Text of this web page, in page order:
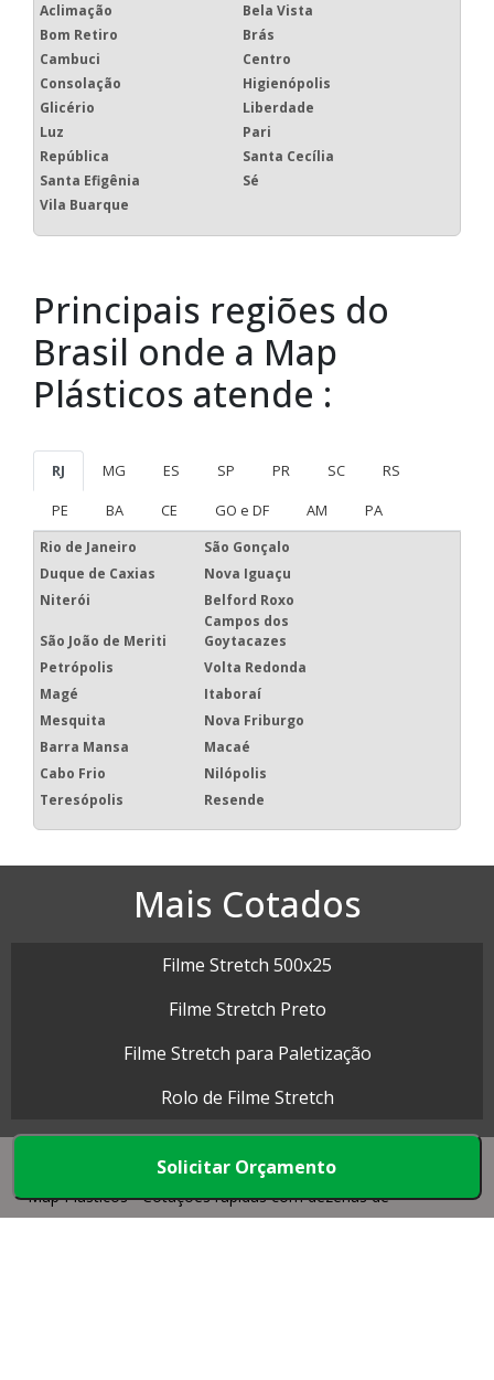
Solicitar Orçamento
Aclimação
Bela Vista
Bom Retiro
Brás
Cambuci
Centro
Consolação
Higienópolis
Glicério
Liberdade
Luz
Pari
República
Santa Cecília
Santa Efigênia
Sé
Vila Buarque
Principais regiões do
Brasil onde a Map
Plásticos atende :
RJ MG ES SP PR SC
RS
PE
BA CE GO e DF AM PA
Rio de Janeiro
São Gonçalo
Duque de Caxias
Nova Iguaçu
Niterói
Belford Roxo
São João de Meriti
Campos dos
Goytacazes
Petrópolis
Volta Redonda
Magé
Itaboraí
Mesquita
Nova Friburgo
Barra Mansa
Macaé
Cabo Frio
Nilópolis
Teresópolis
Resende
Mais Cotados
Filme Stretch 500x25
Filme Stretch Preto
Filme Stretch para Paletização
Rolo de Filme Stretch
Map Plásticos - Cotações rápidas com dezenas de